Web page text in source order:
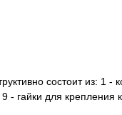
состоит из: 1
- гайки для крепления